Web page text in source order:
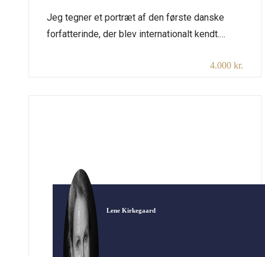
Jeg tegner et portræt af den første danske
forfatterinde, der blev internationalt kendt.
Baronessen fra Rungstedlund. Berømt barn har
4.000 kr.
Lene Kirkegaard